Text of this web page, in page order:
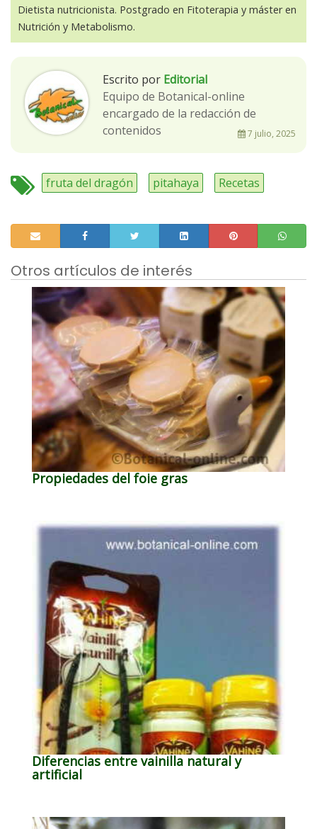
Dietista nutricionista. Postgrado en Fitoterapia y máster en
Nutrición y Metabolismo.
Escrito por Editorial
Equipo de Botanical-online
encargado de la redacción de
contenidos
7 julio, 2025
fruta del dragón pitahaya Recetas
Otros artículos de interés
Propiedades del foie gras
Diferencias entre vainilla natural y
artificial